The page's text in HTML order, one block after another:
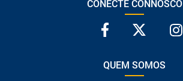
CONECTE CONNOSCO
QUEM SOMOS